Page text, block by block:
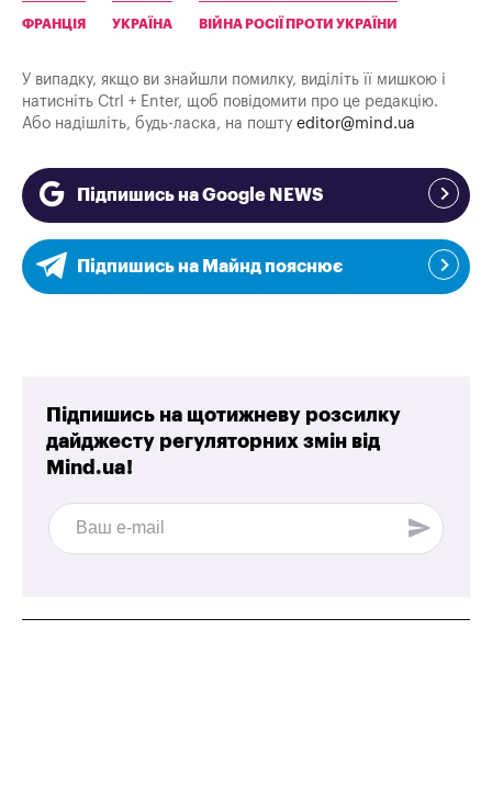
ФРАНЦІЯ УКРАЇНА ВІЙНА РОСІЇ ПРОТИ УКРАЇНИ
У випадку, якщо ви знайшли помилку, виділіть її мишкою і
натисніть Ctrl + Enter, щоб повідомити про це редакцію.
Або надішліть, будь-ласка, на пошту editor@mind.ua
Підпишись на Google NEWS
Підпишись на Майнд пояснює
Підпишись на щотижневу розсилку
дайджесту регуляторних змін від
Mind.ua!